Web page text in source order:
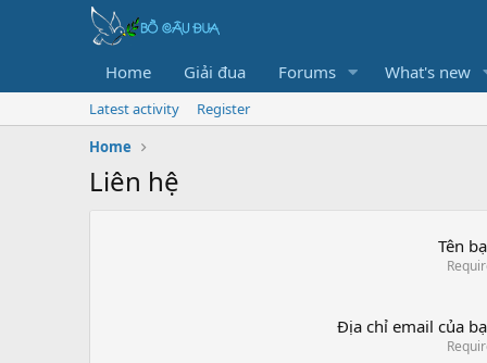
Home Giải đua Forums What's new
Latest activity
Register
Home
Liên hệ
Tên
Địa chỉ email của